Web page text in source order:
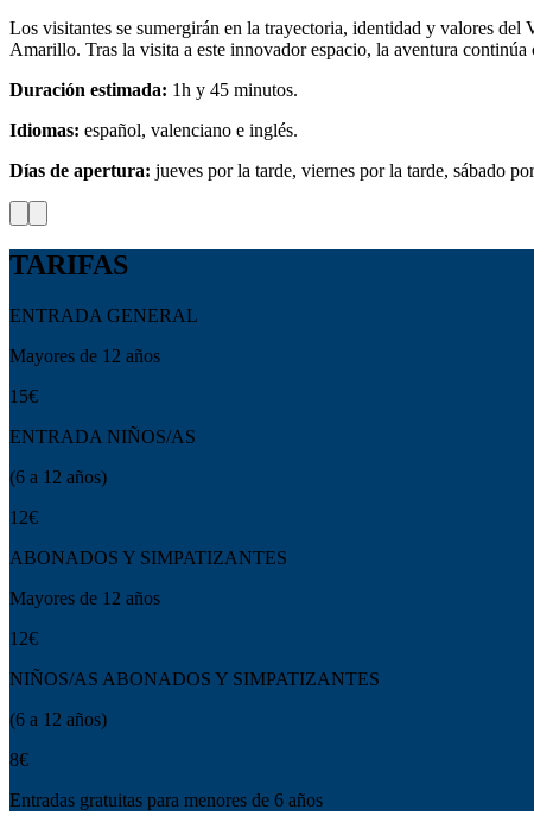
Los visitantes se sumergirán en la trayectoria, identidad y valores
Amarillo. Tras la visita a este innovador espacio, la aventura
Duración estimada: 1h y 45 minutos.
Idiomas: español, valenciano e inglés.
Días de apertura: jueves por la tarde, viernes por la tarde, sábado
TARIFAS
ENTRADA GENERAL
Mayores de 12 años
15€
ENTRADA NIÑOS/AS
(6 a 12 años)
12€
ABONADOS Y SIMPATIZANTES
Mayores de 12 años
12€
NIÑOS/AS ABONADOS Y SIMPATIZANTES
(6 a 12 años)
8€
Entradas gratuitas para menores de 6 años